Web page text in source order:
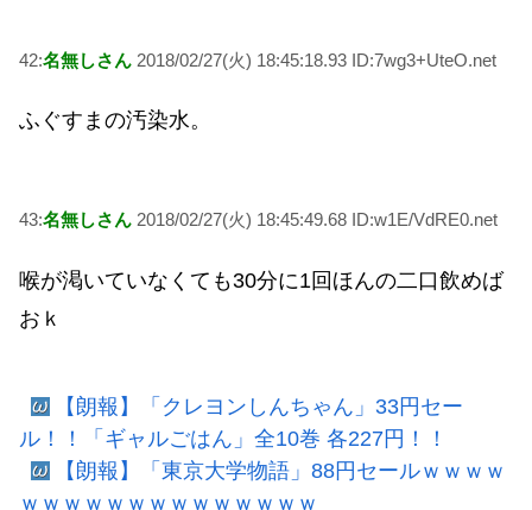
42:名無しさん 2018/02/27(火) 18:45:18.93 ID:7wg3+UteO.net
ふぐすまの汚染水。
43:名無しさん 2018/02/27(火) 18:45:49.68 ID:w1E/VdRE0.net
喉が渇いていなくても30分に1回ほんの二口飲めば
おｋ
【朗報】「クレヨンしんちゃん」33円セー
ル！！「ギャルごはん」全10巻 各227円！！
【朗報】「東京大学物語」88円セールｗｗｗｗ
ｗｗｗｗｗｗｗｗｗｗｗｗｗｗ